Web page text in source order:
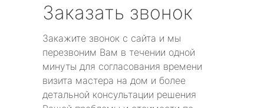
Заказать звонок
Закажите звонок с сайта и мы
перезвоним Вам в течении одной
минуты для согласования времени
визита мастера на дом и более
детальной консультации решения